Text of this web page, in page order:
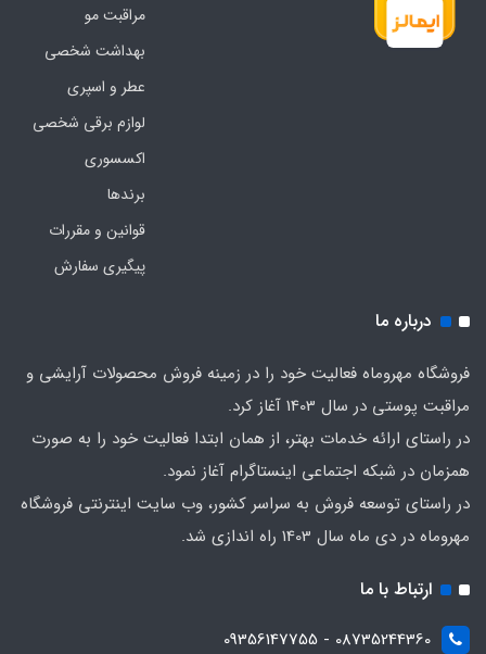
مراقبت مو
بهداشت شخصی
عطر و اسپری
لوازم برقی شخصی
اکسسوری
برندها
قوانین و مقررات
پیگیری سفارش
درباره ما
فروشگاه مهروماه فعالیت خود را در زمینه فروش محصولات آرایشی و
مراقبت پوستی در سال 1403 آغاز کرد.
در راستای ارائه خدمات بهتر، از همان ابتدا فعالیت خود را به صورت
همزمان در شبکه اجتماعی اینستاگرام آغاز نمود.
در راستای توسعه فروش به سراسر کشور، وب سایت اینترنتی فروشگاه
مهروماه در دی ماه سال 1403 راه اندازی شد.
ارتباط با ما
08735244360 - 09356147755